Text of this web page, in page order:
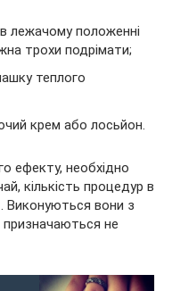
лежачому положенні
трохи подрімати;
теплого
крем або лосьйон.
ефекту, необхідно
кількість процедур в
Виконуються вони з
не